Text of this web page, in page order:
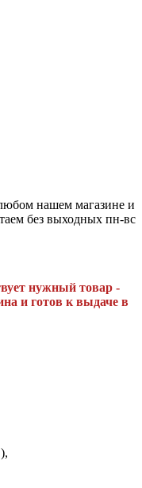
нашем магазине и
без выходных пн-вс
нужный товар -
и готов к выдаче в